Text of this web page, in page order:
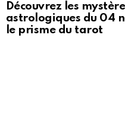
Découvrez les
astrologiques du 04
le prisme du tarot